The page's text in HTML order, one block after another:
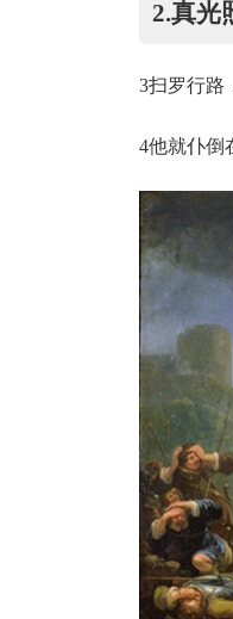
2.真光
3扫罗行路
4他就仆倒